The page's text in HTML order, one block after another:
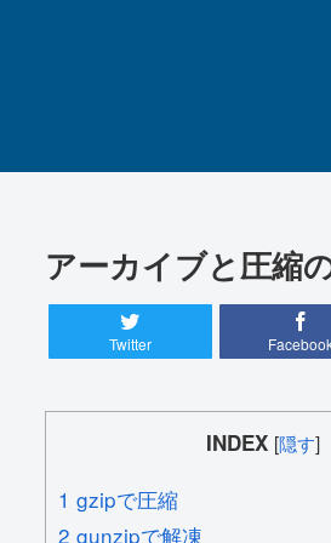
アーカイブと圧縮
Twitter
INDEX [隠す]
1 gzipで圧縮
2 gunzipで解凍